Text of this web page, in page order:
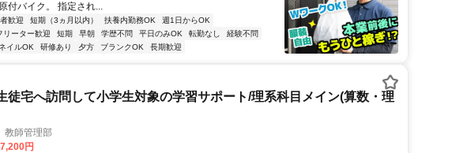
付バイク。 指定され...
歓迎 短期（3ヵ月以内） 扶養内勤務OK
週1日からOK
リーター歓迎 短期 早朝 学歴不問 平日のみOK 転勤なし
経験不問
イルOK 研修あり 夕方 ブランクOK 長期歓迎
徒宅へ訪問して小学生対象の学習サポート/理系科目メイン(算数・理
師管理部
円